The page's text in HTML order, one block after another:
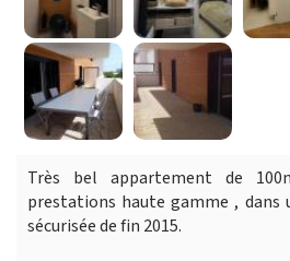
Très bel appartement de
prestations haute gamme , dans
sécurisée de fin 2015.